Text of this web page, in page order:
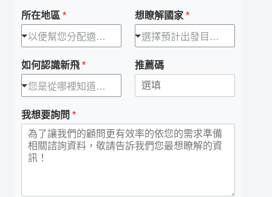
所在地區 *
以便幫您分配適合顧問
想瞭解國家 *
選擇預計出發目的地
如何認識新飛 *
您是從哪裡知道我們的
推薦碼
我想要詢問 *